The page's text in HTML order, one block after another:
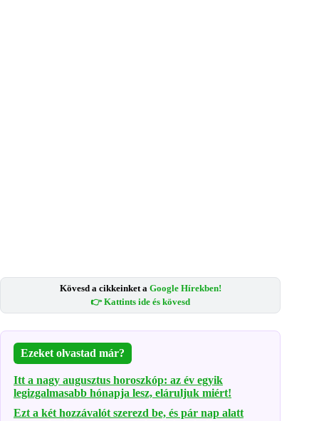
Kövesd a cikkeinket a Google Hírekben!
👉 Kattints ide és kövesd
Ezeket olvastad már?
Itt a nagy augusztus horoszkóp: az év egyik
legizgalmasabb hónapja lesz, eláruljuk miért!
Ezt a két hozzávalót szerezd be, és pár nap alatt